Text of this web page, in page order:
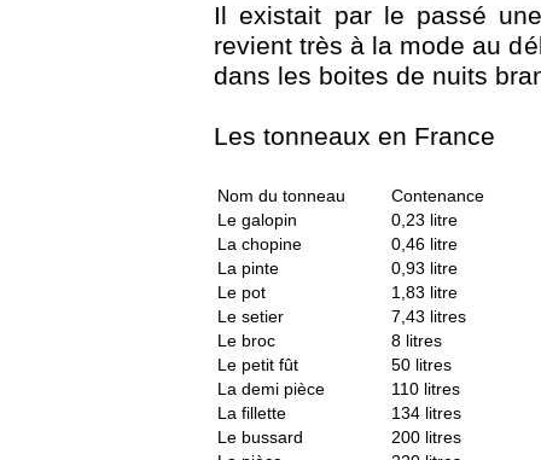
Il existait par le passé
revient très à la mode au
dans les boites de nuits
Les tonneaux en France
Nom du tonneau
Contenance
Le galopin
0,23 litre
La chopine
0,46 litre
La pinte
0,93 litre
Le pot
1,83 litre
Le setier
7,43 litres
Le broc
8 litres
Le petit fût
50 litres
La demi pièce
110 litres
La fillette
134 litres
Le bussard
200 litres